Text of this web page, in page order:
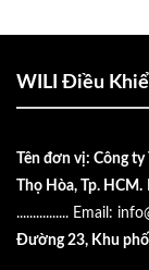
WILI Điều
Tên đơn vị: Công
Thọ Hòa, Tp. HCM.
................ Email:
Đường 23, Khu phố